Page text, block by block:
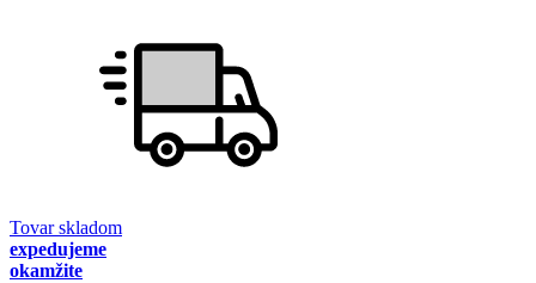
Tovar skladom
expedujeme
okamžite